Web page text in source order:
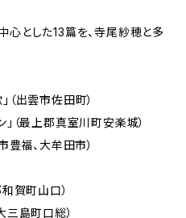
心とした13篇を、寺尾紗穂と多
出雲市佐田町）
（最上郡真室川町安楽城）
豊福、大牟田市）
賀町山口）
島町口総）